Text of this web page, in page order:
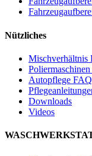
Nützliches
Mischverhältnis
Poliermaschinen
Autopflege FAQ
Downloads
Videos